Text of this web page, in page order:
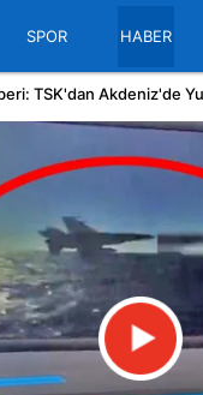
SPOR HABER